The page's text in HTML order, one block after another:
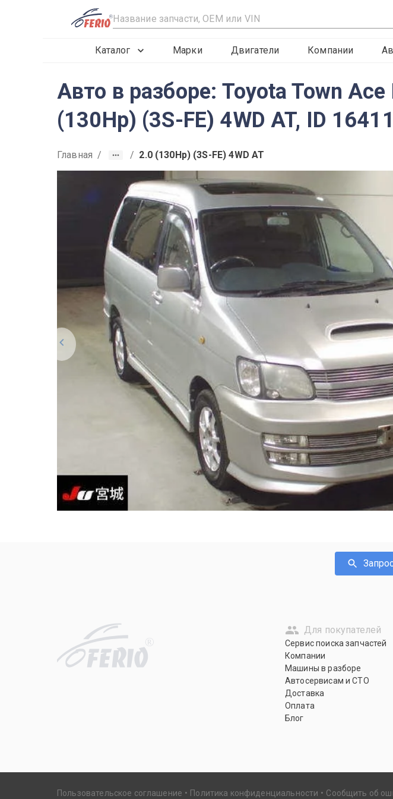
R
Каталог Марки Двигатели Компании
Авто в разборе: Toyota Town
(130Hp) (3S-FE) 4WD AT, ID 16411
Главная / / 2.0 (130Hp) (3S-FE) 4WD AT
R
Для покупателей
Сервис поиска запчастей
Компании
Машины в разборе
Автосервисам и СТО
Доставка
Оплата
Блог
Пользовательское соглашение Политика конфиденциальности Сообщить об